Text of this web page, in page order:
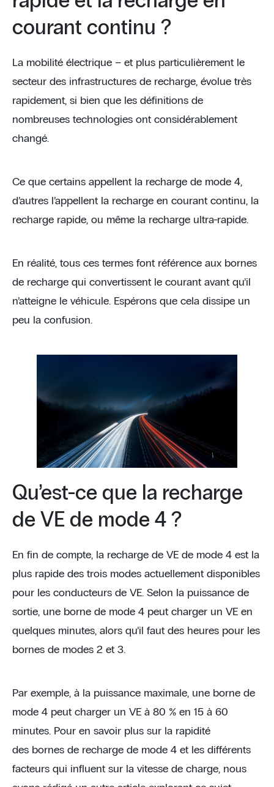
courant continu ?
La mobilité électrique – et plus particulièrement le
secteur des infrastructures de recharge, évolue très
rapidement, si bien que les définitions de
nombreuses technologies ont considérablement
changé.
Ce que certains appellent la recharge de mode 4,
d’autres l’appellent la recharge en courant continu, la
recharge rapide, ou même la recharge ultra-rapide.
En réalité, tous ces termes font référence aux bornes
de recharge qui convertissent le courant avant qu’il
n’atteigne le véhicule. Espérons que cela dissipe un
peu la confusion.
Qu’est-ce que la recharge
de VE de mode 4 ?
En fin de compte, la recharge de VE de mode 4 est la
plus rapide des trois modes actuellement disponibles
pour les conducteurs de VE. Selon la puissance de
sortie, une borne de mode 4 peut charger un VE en
quelques minutes, alors qu’il faut des heures pour les
bornes de modes 2 et 3.
Par exemple, à la puissance maximale, une borne de
mode 4 peut charger un VE à 80 % en 15 à 60
minutes. Pour en savoir plus sur la rapidité
des bornes de recharge de mode 4 et les différents
facteurs qui influent sur la vitesse de charge, nous